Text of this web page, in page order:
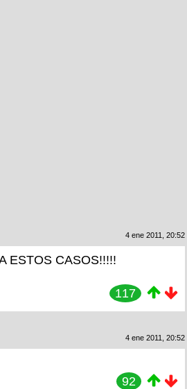
4 ene 2011, 20:52
ESTOS CASOS!!!!!
117
4 ene 2011, 20:52
92